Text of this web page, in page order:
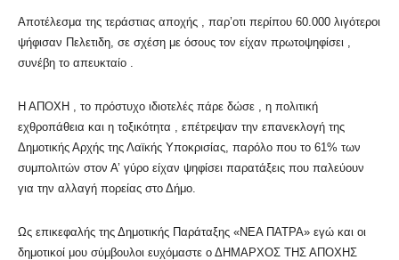
Αποτέλεσμα της τεράστιας αποχής , παρ’οτι περίπου 60.000 λιγότεροι
ψήφισαν Πελετιδη, σε σχέση με όσους τον είχαν πρωτοψηφίσει ,
συνέβη το απευκταίο .
Η ΑΠΟΧΗ , το πρόστυχο ιδιοτελές πάρε δώσε , η πολιτική
εχθροπάθεια και η τοξικότητα , επέτρεψαν την επανεκλογή της
Δημοτικής Αρχής της Λαϊκής Υποκρισίας, παρόλο που το 61% των
συμπολιτών στον Α’ γύρο είχαν ψηφίσει παρατάξεις που παλεύουν
για την αλλαγή πορείας στο Δήμο.
Ως επικεφαλής της Δημοτικής Παράταξης «ΝΕΑ ΠΑΤΡΑ» εγώ και οι
δημοτικοί μου σύμβουλοι ευχόμαστε ο ΔΗΜΑΡΧΟΣ ΤΗΣ ΑΠΟΧΗΣ